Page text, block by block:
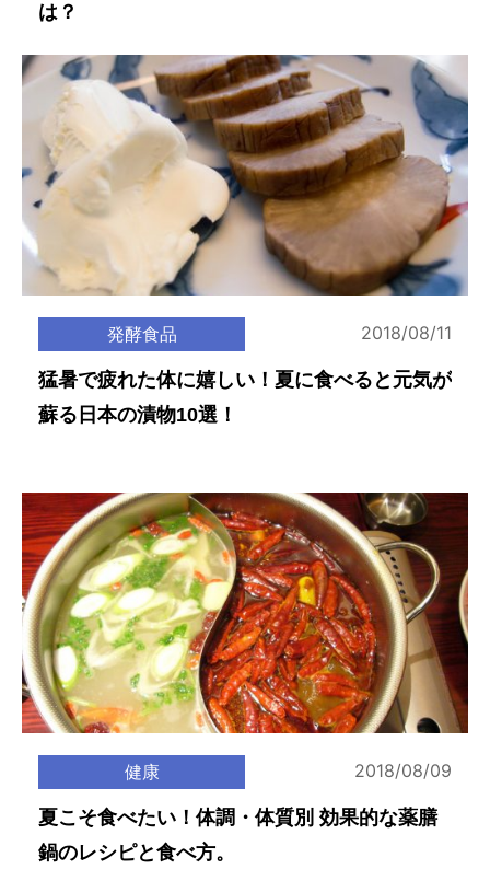
は？
発酵食品 2018/08/11
猛暑で疲れた体に嬉しい！夏に食べると元気が
蘇る日本の漬物10選！
健康 2018/08/09
夏こそ食べたい！体調・体質別 効果的な薬膳
鍋のレシピと食べ方。